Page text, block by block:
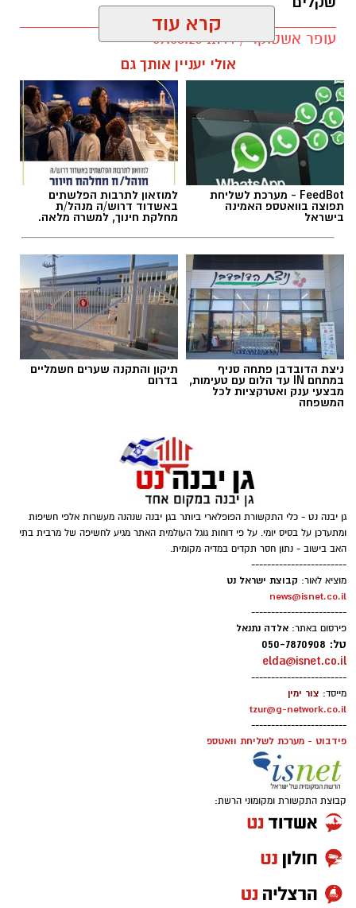
עופר אשטוקר / 11:44 09.08.26
תגים:פסטיבל אתנחתא גן יבנה
פסטיבל 'אתנחתא' חוזר בגדול בגן יבנה רגע לפני
שהקיץ נגמר ויכלול שלושה ימים של הופעות
וחגיגות במחירים מסובסדים לתושבי גן יבנה.
הפסטיבל, שמהווה את אירוע סגירת הקיץ ביישוב,
יתקיים השנה במשך 3 ימים, 24 – 26.8.2026 בפארק
ע"ש רונה רמון בגן יבנה.
מועצה מקומית גן יבנה
ביום שני (24.8) תתקיים הופעתו של בניה ברבי
קרא עוד
אולי יעניין אותך גם
FeedBot - מערכת לשליחת
תפוצה בוואטספ האמינה
בישראל
למוזאון לתרבות הפלשתים
באשדוד דרוש/ה מנהל/ת
מחלקת חינוך, למשרה מלאה.
ניצת הדובדבן פתחה סניף
במתחם IN עד הלום עם טעימות,
מבצעי ענק ואטרקציות לכל
המשפחה
תיקון והתקנה שערים חשמליים
בדרום
גן יבנה נט - כלי התקשורת הפופלארי ביותר בגן יבנה שנהנה מעשרות אלפי חשיפות
ומתעדכן על בסיס יומי. על פי דוחות גוגל העולמית האתר מגיע לחשיפה של מרבית בתי
האב בישוב - נתון חסר תקדים במדיה מקומית.
------------------------
מוציא לאור: קבוצת ישראל נט
news@isnet.co.il
------------------------
פירסום באתר: אלדה נתנאל
טל: 050-7870908
elda@isnet.co.il
------------------------
מייסד: צור ימין
tzur@g-network.co.il
------------------------
פידבוט - מערכת לשליחת וואטספ
קבוצת התקשורת ומקומוני הרשת: